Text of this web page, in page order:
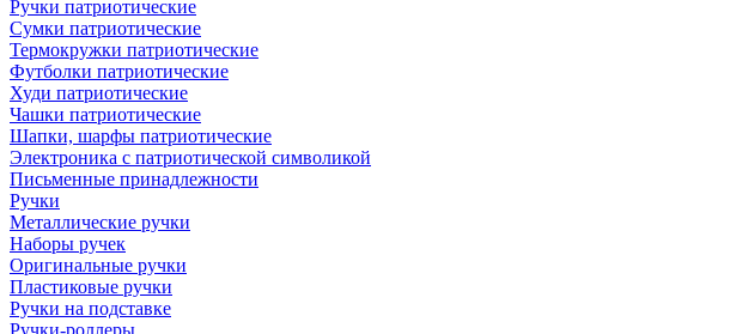
Ручки патриотические
Сумки патриотические
Термокружки патриотические
Футболки патриотические
Худи патриотические
Чашки патриотические
Шапки, шарфы патриотические
Электроника с патриотической символикой
Письменные принадлежности
Ручки
Металлические ручки
Наборы ручек
Оригинальные ручки
Пластиковые ручки
Ручки на подставке
Ручки-роллеры